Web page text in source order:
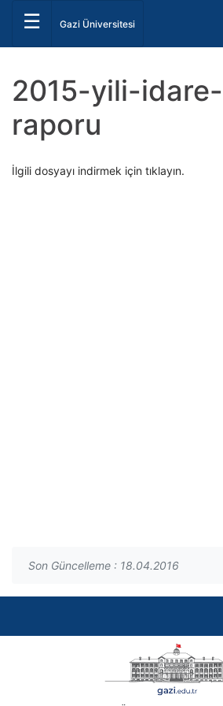
☰ Gazi Üniversitesi
2015-yili-
raporu
İlgili dosyayı indirmek için tıklayın.
Son Güncelleme : 18.04.2016